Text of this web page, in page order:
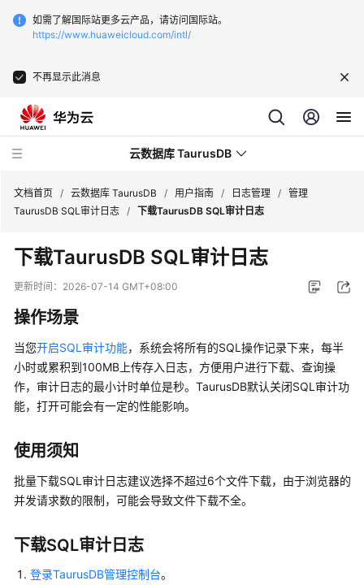
如需了解国际站更多云产品，请访问国际站。
https://www.huaweicloud.com/intl/
不再显示此消息
云数据库 TaurusDB
最
动
态
服
务
公
品
介
费
文档首页 / 云数据库 TaurusDB / 用户指南 / 日志管理 / 管理
TaurusDB SQL审计日志 / 下载TaurusDB SQL审计日志
下载TaurusDB SQL审计日志
更新时间： 2026-07-14 GMT+08:00
操作场景
当您开启SQL审计功能，系统会将所有的SQL操作记录下来，每半
小时或累积到100MB上传存入日志，方便用户进行下载、查询操
作，审计日志的最小计时单位是秒。TaurusDB默认关闭SQL审计功
能，打开可能会有一定的性能影响。
使用须知
批量下载SQL审计日志建议选择不超过6个文件下载，由于浏览器的
并发请求数的限制，可能会导致文件下载不全。
下载SQL审计日志
登录TaurusDB管理控制台。